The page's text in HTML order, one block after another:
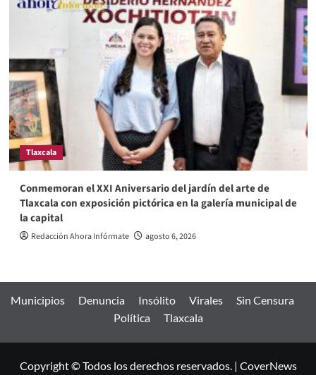
Tlaxcala
Conmemoran el XXI Aniversario del jardín del arte de
Tlaxcala con exposición pictórica en la galería municipal de
la capital
Redacción Ahora Infórmate agosto 6, 2026
Municipios Denuncia Insólito Virales
Sin Censura
Política
Tlaxcala
Copyright © Todos los derechos reservados. | CoverNews